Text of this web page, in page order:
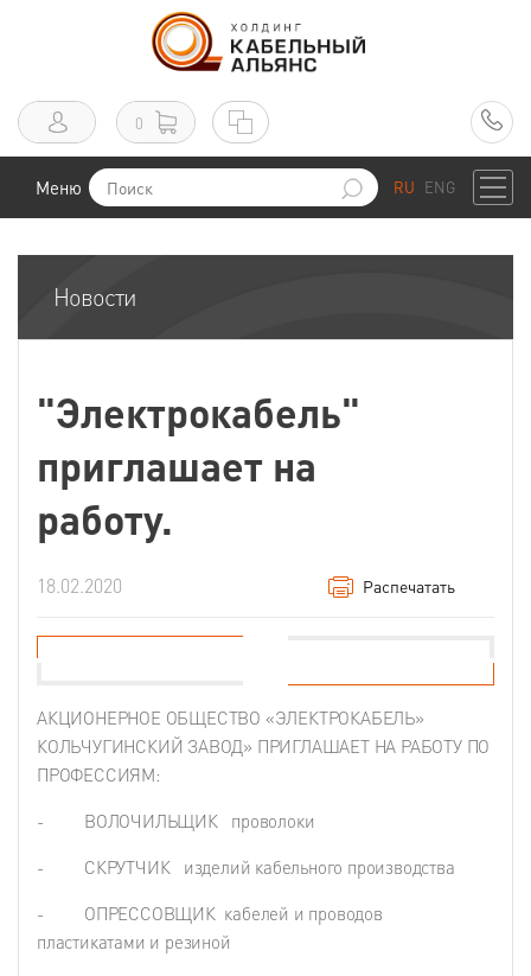
0
Меню RU ENG
Новости
"Электрокабель"
приглашает на
работу.
18.02.2020 Распечатать
АКЦИОНЕРНОЕ ОБЩЕСТВО «ЭЛЕКТРОКАБЕЛЬ»
КОЛЬЧУГИНСКИЙ ЗАВОД» ПРИГЛАШАЕТ НА РАБОТУ ПО
ПРОФЕССИЯМ:
- ВОЛОЧИЛЬЩИК проволоки
- СКРУТЧИК изделий кабельного производства
- ОПРЕССОВЩИК кабелей и проводов
пластикатами и резиной